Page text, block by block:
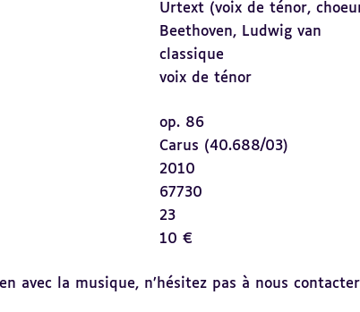
Urtext (voix de ténor,
Beethoven, Ludwig van
classique
voix de ténor
op. 86
Carus (40.688/03)
2010
67730
23
10 €
la musique, n’hésitez pas à nous